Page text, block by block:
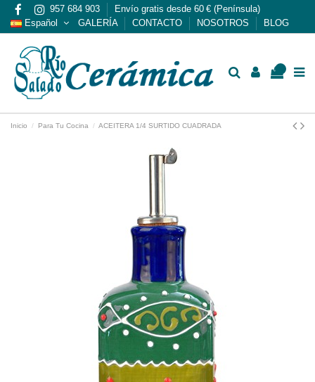
957 684 903
Envío gratis desde 60 € (Península)
Español
GALERÍA CONTACTO NOSOTROS BLOG
Inicio Para Tu Cocina ACEITERA 1/4 SURTIDO CUADRADA